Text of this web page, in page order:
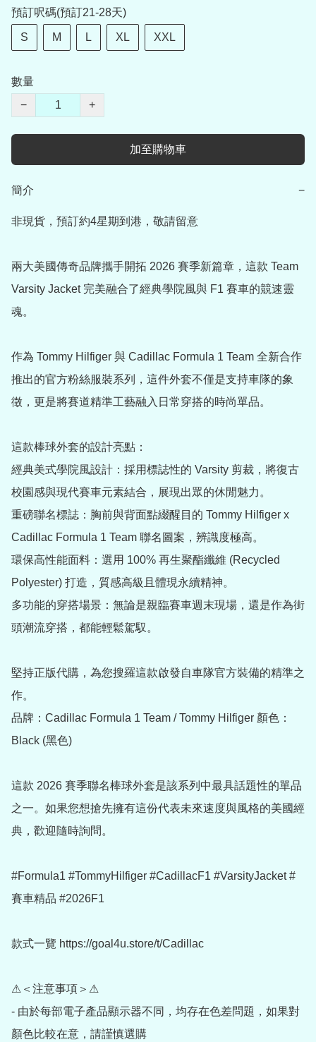
預訂呎碼(預訂21-28天)
S M L XL XXL
數量
−
+
加至購物車
簡介 −
非現貨，預訂約4星期到港，敬請留意
兩大美國傳奇品牌攜手開拓 2026 賽季新篇章，這款 Team
Varsity Jacket 完美融合了經典學院風與 F1 賽車的競速靈
魂。
作為 Tommy Hilfiger 與 Cadillac Formula 1 Team 全新合作
推出的官方粉絲服裝系列，這件外套不僅是支持車隊的象
徵，更是將賽道精準工藝融入日常穿搭的時尚單品。
這款棒球外套的設計亮點：
經典美式學院風設計：採用標誌性的 Varsity 剪裁，將復古
校園感與現代賽車元素結合，展現出眾的休閒魅力。
重磅聯名標誌：胸前與背面點綴醒目的 Tommy Hilfiger x
Cadillac Formula 1 Team 聯名圖案，辨識度極高。
環保高性能面料：選用 100% 再生聚酯纖維 (Recycled
Polyester) 打造，質感高級且體現永續精神。
多功能的穿搭場景：無論是親臨賽車週末現場，還是作為街
頭潮流穿搭，都能輕鬆駕馭。
堅持正版代購，為您搜羅這款啟發自車隊官方裝備的精準之
作。
品牌：Cadillac Formula 1 Team / Tommy Hilfiger 顏色：
Black (黑色)
這款 2026 賽季聯名棒球外套是該系列中最具話題性的單品
之一。如果您想搶先擁有這份代表未來速度與風格的美國經
典，歡迎隨時詢問。
#Formula1 #TommyHilfiger #CadillacF1 #VarsityJacket #
賽車精品 #2026F1
款式一覽 https://goal4u.store/t/Cadillac
⚠＜注意事項＞⚠
- 由於每部電子產品顯示器不同，均存在色差問題，如果對
顏色比較在意，請謹慎選購